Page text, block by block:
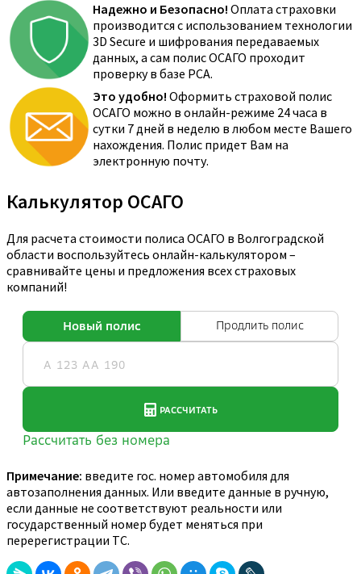
Надежно и Безопасно! Оплата страховки
производится с использованием технологии
3D Secure и шифрования передаваемых
данных, а сам полис ОСАГО проходит
проверку в базе РСА.
Это удобно! Оформить страховой полис
ОСАГО можно в онлайн-режиме 24 часа в
сутки 7 дней в неделю в любом месте Вашего
нахождения. Полис придет Вам на
электронную почту.
Калькулятор ОСАГО
Для расчета стоимости полиса ОСАГО в Волгоградской
области воспользуйтесь онлайн-калькулятором –
сравнивайте цены и предложения всех страховых
компаний!
Примечание: введите гос. номер автомобиля для
автозаполнения данных. Или введите данные в ручную,
если данные не соответствуют реальности или
государственный номер будет меняться при
перерегистрации ТС.